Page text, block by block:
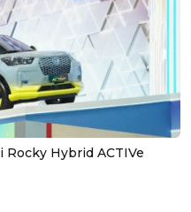
Hybrid ACTIVe